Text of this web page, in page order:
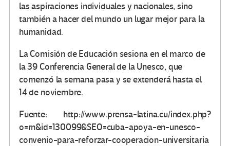
las aspiraciones individuales y nacionales, sino
también a hacer del mundo un lugar mejor para la
humanidad.
La Comisión de Educación sesiona en el marco de
la 39 Conferencia General de la Unesco, que
comenzó la semana pasa y se extenderá hasta el
14 de noviembre.
Fuente: http://www.prensa-latina.cu/index.php?
o=rn&id=130099&SEO=cuba-apoya-en-unesco-
convenio-para-reforzar-cooperacion-universitaria